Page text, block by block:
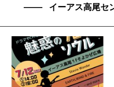
イーアス高尾セ